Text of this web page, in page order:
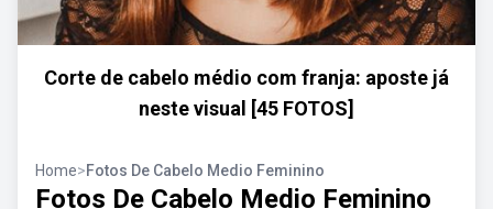
Corte de cabelo médio com franja: aposte já
neste visual [45 FOTOS]
Home>Fotos De Cabelo Medio Feminino
Fotos De Cabelo Medio Feminino